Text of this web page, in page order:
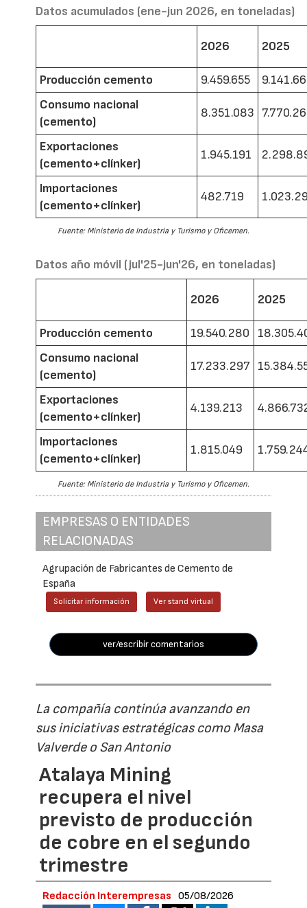
Datos acumulados (ene-jun 2026, en toneladas)
2026 2025
Producción cemento 9.459.655
Consumo nacional
(cemento)
8.351.083
Exportaciones
(cemento+clínker)
1.945.191
Importaciones
(cemento+clínker)
482.719
Fuente: Ministerio de Industria y Turismo y Oficemen.
Datos año móvil (jul'25-jun'26, en toneladas)
2026 2025
Producción cemento 19.540.280
Consumo nacional
(cemento)
17.233.297
Exportaciones
(cemento+clínker)
4.139.213
Importaciones
(cemento+clínker)
1.815.049
Fuente: Ministerio de Industria y Turismo y Oficemen.
EMPRESAS O ENTIDADES
RELACIONADAS
Agrupación de Fabricantes de Cemento de
España
Solicitar información Ver stand virtual
ver/escribir comentarios
La compañía continúa avanzando en
sus iniciativas estratégicas como Masa
Valverde o San Antonio
Atalaya Mining
recupera el nivel
previsto de producción
de cobre en el segundo
trimestre
Redacción Interempresas 05/08/2026